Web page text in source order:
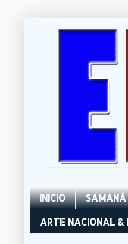
INICIO SAMANÁ
ARTE NACIONAL &